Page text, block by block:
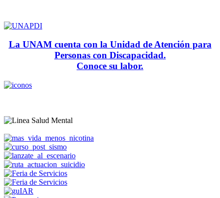
La UNAM cuenta con la Unidad de Atención para
Personas con Discapacidad.
Conoce su labor.